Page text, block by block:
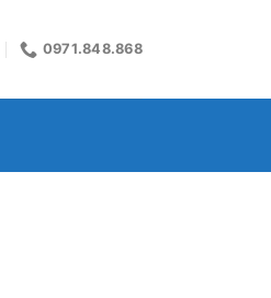
0971.848.868